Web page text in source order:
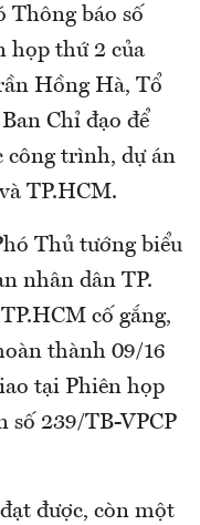
Thông báo số
họp thứ 2 của
Hồng Hà, Tổ
Chỉ đạo để
công trình, dự án
TP.HCM.
Thủ tướng biểu
nhân dân TP.
cố gắng,
thành 09/16
tại Phiên họp
số 239/TB-VPCP
được, còn một